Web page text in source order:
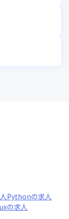
Pythonの求人
の求人